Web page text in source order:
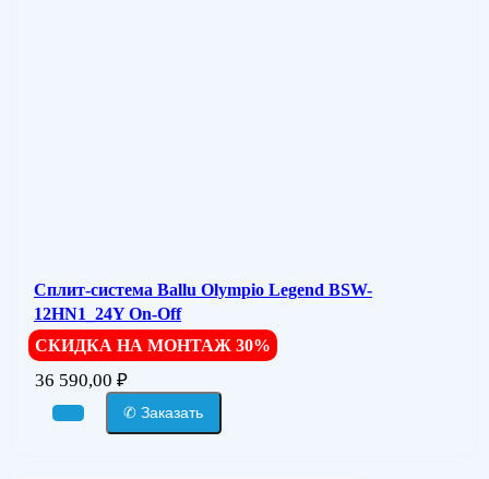
Сплит-система Ballu Olympio Legend BSW-
12HN1_24Y On-Off
СКИДКА НА МОНТАЖ 30%
36 590,00 ₽
✆ Заказать